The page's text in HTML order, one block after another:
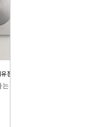
잠김 사고 방지
특허 캐치박스